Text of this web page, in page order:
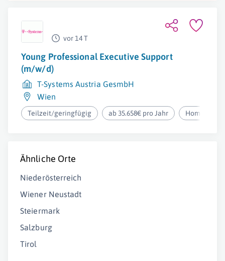
vor 14 T
Young Professional Executive Support
(m/w/d)
T-Systems Austria GesmbH
Wien
Teilzeit/geringfügig ab 35.658€ pro Jahr Homeoffice
Ähnliche Orte
Niederösterreich
Wiener Neustadt
Steiermark
Salzburg
Tirol